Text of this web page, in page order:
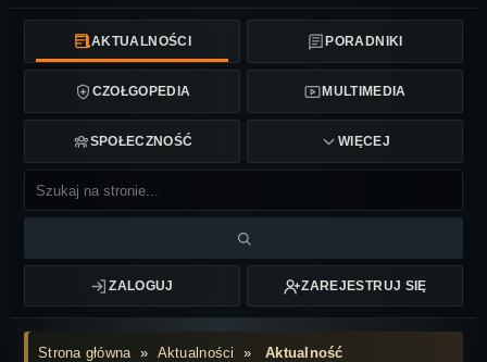
AKTUALNOŚCI PORADNIKI
CZOŁGOPEDIA MULTIMEDIA
SPOŁECZNOŚĆ WIĘCEJ
ZALOGUJ ZAREJESTRUJ SIĘ
Strona główna» Aktualności »Aktualność